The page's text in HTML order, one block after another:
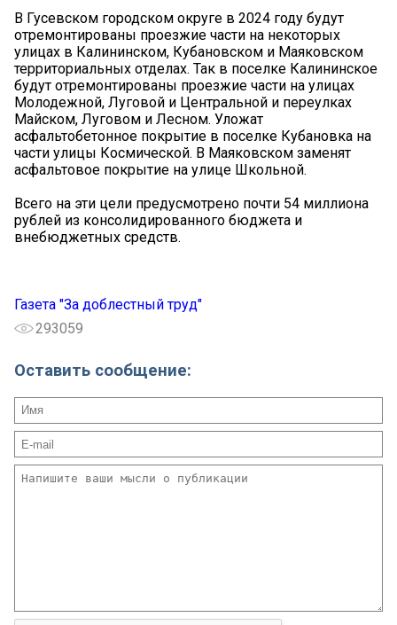
В Гусевском городском округе в 2024 году будут
отремонтированы проезжие части на некоторых
улицах в Калининском, Кубановском и Маяковском
территориальных отделах. Так в поселке Калининское
будут отремонтированы проезжие части на улицах
Молодежной, Луговой и Центральной и переулках
Майском, Луговом и Лесном. Уложат
асфальтобетонное покрытие в поселке Кубановка на
части улицы Космической. В Маяковском заменят
асфальтовое покрытие на улице Школьной.
Всего на эти цели предусмотрено почти 54 миллиона
рублей из консолидированного бюджета и
внебюджетных средств.
Газета "За доблестный труд"
293059
Оставить сообщение: